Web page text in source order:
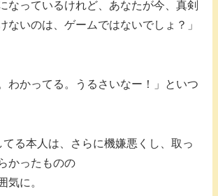
なっているけれど、あなたが今、真剣
ないのは、ゲームではないでしょ？」
わかってる。うるさいなー！」といつ
る本人は、さらに機嫌悪くし、取っ
かったものの
気に。